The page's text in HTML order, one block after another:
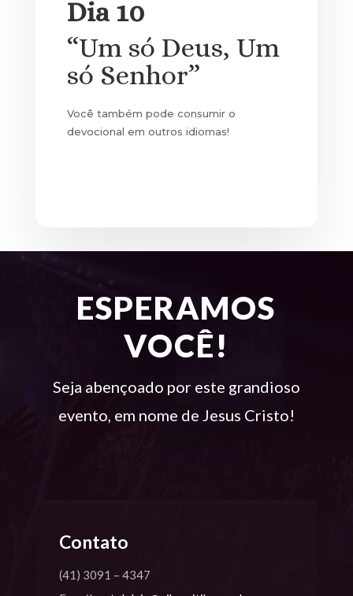
Dia 10
“Um só Deus, Um
só Senhor”
Você também pode consumir o
devocional em outros idiomas!
ESPERAMOS
VOCÊ!
Seja abençoado por este grandioso
evento, em nome de Jesus Cristo!
Contato
(41) 3091 – 4347